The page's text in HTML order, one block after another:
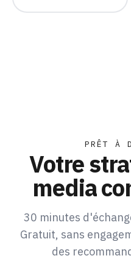
PRÊT À
Votre
media
30 minutes
Gratuit, sans
des